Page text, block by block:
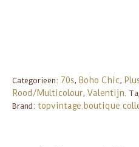
Categorieën: 70s, Boho Chic,
Rood/Multicolour, Valentijn.
Brand: topvintage boutique